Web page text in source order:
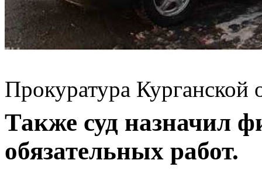
Прокуратура Курганской
Также суд назначил
обязательных работ.